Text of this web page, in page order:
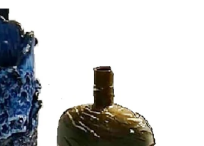
DEPORTES
VIAJES
PUENTE DE AMISTAD
HISTORIAS MULTIMEDIA